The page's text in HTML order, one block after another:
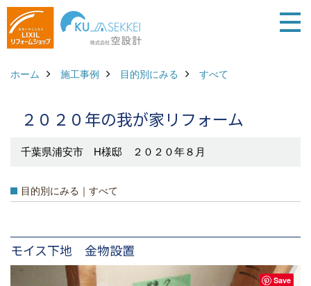
ホーム 施工事例 目的別にみる すべて
２０２０年の我が家リフォーム
千葉県浦安市 H様邸 ２０２０年８月
目的別にみる｜すべて
モイス下地 金物設置
Save